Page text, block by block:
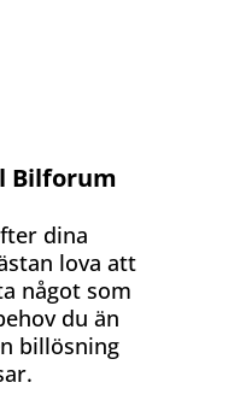
Bilforum
dina
lova att
något som
du än
billösning